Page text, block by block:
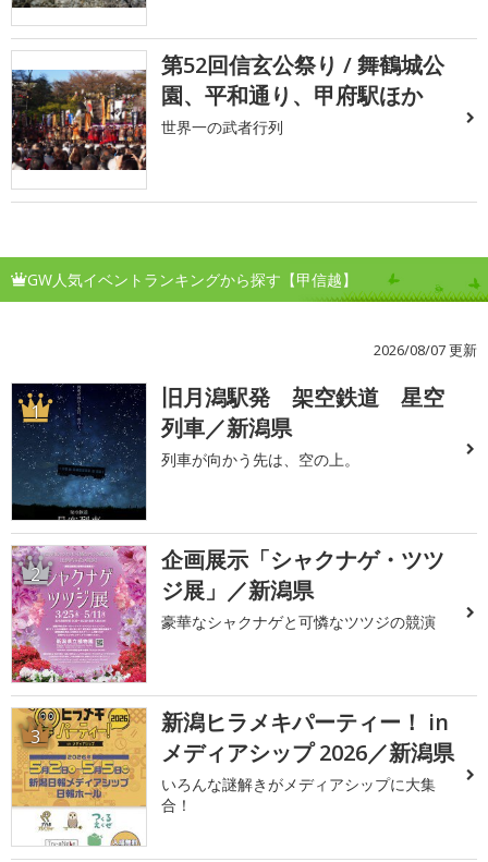
第52回信玄公祭り / 舞鶴城公
園、平和通り、甲府駅ほか
世界一の武者行列
GW人気イベントランキングから探す【甲信越】
2026/08/07 更新
1
旧月潟駅発 架空鉄道 星空
列車／新潟県
列車が向かう先は、空の上。
2
企画展示「シャクナゲ・ツツ
ジ展」／新潟県
豪華なシャクナゲと可憐なツツジの競演
3
新潟ヒラメキパーティー！ in
メディアシップ 2026／新潟県
いろんな謎解きがメディアシップに大集
合！